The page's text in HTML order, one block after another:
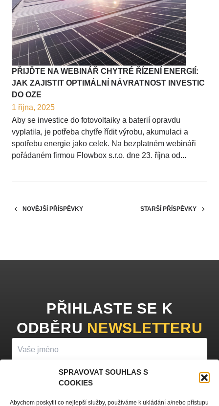
SPRAVOVAT SOUHLAS S
COOKIES
Abychom poskytli co nejlepší služby, používáme k ukládání a/nebo přístupu
PŘIJĎTE NA WEBINÁŘ CHYTRÉ ŘÍZENÍ ENERGIÍ:
JAK ZAJISTIT OPTIMÁLNÍ NÁVRATNOST INVESTIC
DO OZE
1 října, 2025
Aby se investice do fotovoltaiky a baterií opravdu
vyplatila, je potřeba chytře řídit výrobu, akumulaci a
spotřebu energie jako celek. Na bezplatném webináři
pořádaném firmou Flowbox s.r.o. dne 23. října od...
NOVĚJŠÍ PŘÍSPĚVKY STARŠÍ PŘÍSPĚVKY
PŘIHLASTE SE K
ODBĚRU NEWSLETTERU